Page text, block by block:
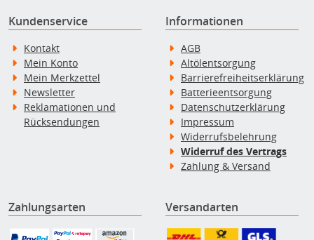
Kundenservice
Kontakt
Mein Konto
Mein Merkzettel
Newsletter
Reklamationen und
Rücksendungen
Informationen
AGB
Altölentsorgung
Barrierefreiheitserklärung
Batterieentsorgung
Datenschutzerklärung
Impressum
Widerrufsbelehrung
Widerruf des Vertrags
Zahlung & Versand
Zahlungsarten Versandarten